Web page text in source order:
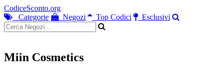
CodiceSconto.org
Categorie
Negozi Top Codici Esclusivi
Miin Cosmetics